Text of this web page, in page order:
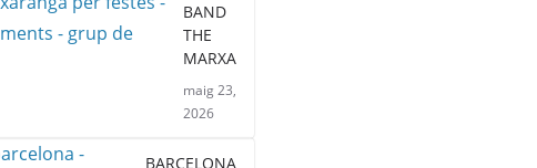
BAND
THE
MARXA
maig 23,
2026
BARCELONA